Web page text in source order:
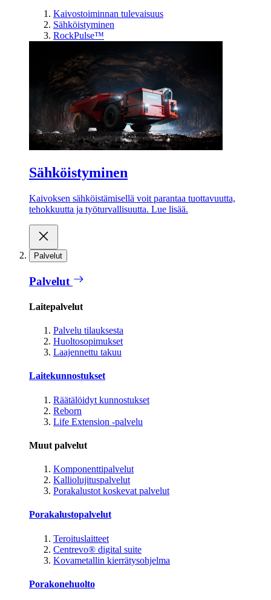
Kaivostoiminnan tulevaisuus
Sähköistyminen
RockPulse™
Sähköistyminen
Kaivoksen sähköistämisellä voit parantaa tuottavuutta,
tehokkuutta ja työturvallisuutta. Lue lisää.
Palvelut
Palvelut
Laitepalvelut
Palvelu tilauksesta
Huoltosopimukset
Laajennettu takuu
Laitekunnostukset
Räätälöidyt kunnostukset
Reborn
Life Extension -palvelu
Muut palvelut
Komponenttipalvelut
Kalliolujituspalvelut
Porakalustot koskevat palvelut
Porakalustopalvelut
Teroituslaitteet
Centrevo® digital suite
Kovametallin kierrätysohjelma
Porakonehuolto